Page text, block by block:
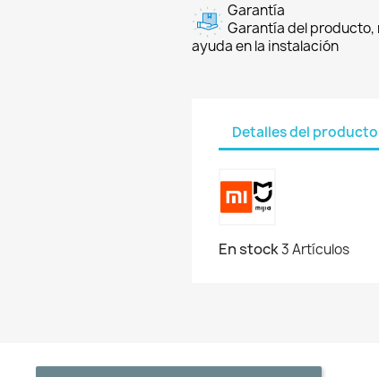
Garantía
Garantía del producto,
ayuda en la instalación
Detalles del producto
En stock3 Artículos